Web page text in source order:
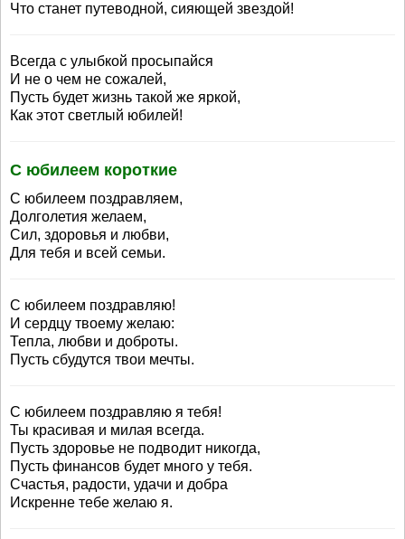
Что станет путеводной, сияющей звездой!
Всегда с улыбкой просыпайся
И не о чем не сожалей,
Пусть будет жизнь такой же яркой,
Как этот светлый юбилей!
С юбилеем короткие
С юбилеем поздравляем,
Долголетия желаем,
Сил, здоровья и любви,
Для тебя и всей семьи.
С юбилеем поздравляю!
И сердцу твоему желаю:
Тепла, любви и доброты.
Пусть сбудутся твои мечты.
С юбилеем поздравляю я тебя!
Ты красивая и милая всегда.
Пусть здоровье не подводит никогда,
Пусть финансов будет много у тебя.
Счастья, радости, удачи и добра
Искренне тебе желаю я.